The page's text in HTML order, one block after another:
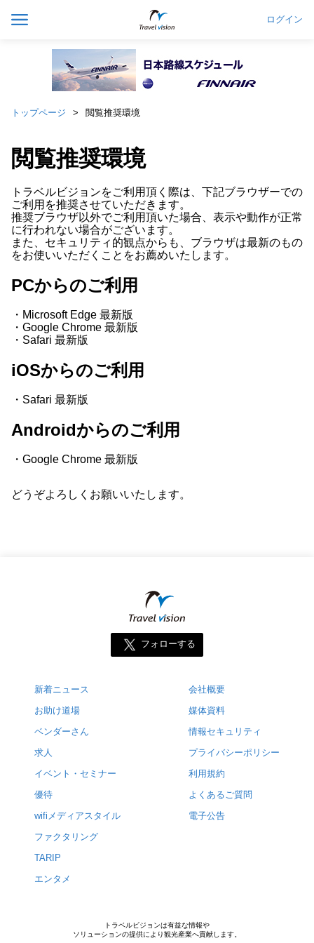
ログイン
トップページ 閲覧推奨環境
閲覧推奨環境
トラベルビジョンをご利用頂く際は、下記ブラウザーでの
ご利用を推奨させていただきます。
推奨ブラウザ以外でご利用頂いた場合、表示や動作が正常
に行われない場合がございます。
また、セキュリティ的観点からも、ブラウザは最新のもの
をお使いいただくことをお薦めいたします。
PCからのご利用
・Microsoft Edge 最新版
・Google Chrome 最新版
・Safari 最新版
iOSからのご利用
・Safari 最新版
Androidからのご利用
・Google Chrome 最新版
どうぞよろしくお願いいたします。
フォローする
新着ニュース
お助け道場
ベンダーさん
求人
イベント・セミナー
優待
wifiメディアスタイル
ファクタリング
TARIP
エンタメ
会社概要
媒体資料
情報セキュリティ
プライバシーポリシー
利用規約
よくあるご質問
電子公告
トラベルビジョンは有益な情報や
ソリューションの提供により観光産業へ貢献します。